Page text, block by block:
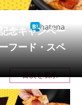
念キャンペー
フード・スペ
hatena
目次を表示